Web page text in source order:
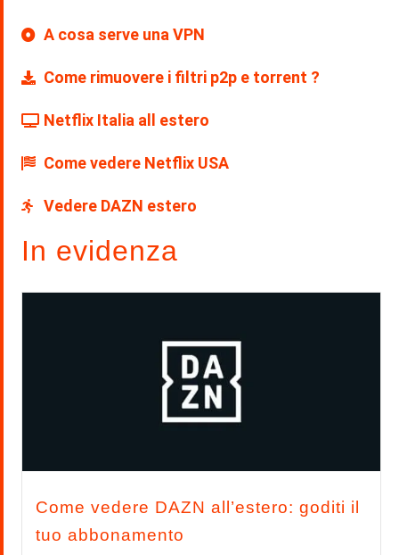
A cosa serve una VPN
Come rimuovere i filtri p2p e torrent ?
Netflix Italia all estero
Come vedere Netflix USA
Vedere DAZN estero
In evidenza
Come vedere DAZN all’estero: goditi il
tuo abbonamento